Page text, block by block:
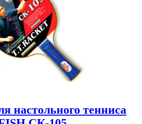
настольного тенниса